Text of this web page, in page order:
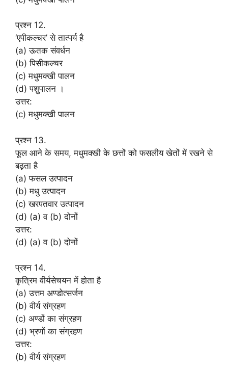
प्रश्न 12.
‘एपीकल्चर’ से तात्पर्य है
(a) ऊतक संवर्धन
(b) पिसीकल्चर
(c) मधुमक्खी पालन
(d) पशुपालन ।
उत्तर:
(c) मधुमक्खी पालन
प्रश्न 13.
फूल आने के समय, मधुमक्खी के छत्तों को फसलीय खेतों में रखने से
बढ़ता है
(a) फसल उत्पादन
(b) मधु उत्पादन
(c) खरपतवार उत्पादन
(d) (a) व (b) दोनों
उत्तर:
(d) (a) व (b) दोनों
प्रश्न 14.
कृत्रिम वीर्यसेचयन में होता है
(a) उत्तम अण्डोत्सर्जन
(b) वीर्य संग्रहण
(c) अण्डों का संग्रहण
(d) भ्रणों का संग्रहण
उत्तर:
(b) वीर्य संग्रहण